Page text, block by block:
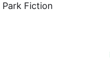
Fiction